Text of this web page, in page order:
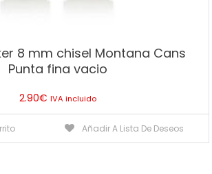
8 mm chisel Montana Cans
Punta fina vacio
2.90€ IVA incluido
Añadir A Lista De Deseos